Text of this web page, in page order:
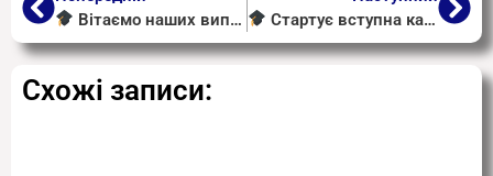
Вітаємо наших випускників із успішним завершенням навчання!
Стартує вступна кампанія до закладів професійної освіти у 2026 році!
Схожі записи: